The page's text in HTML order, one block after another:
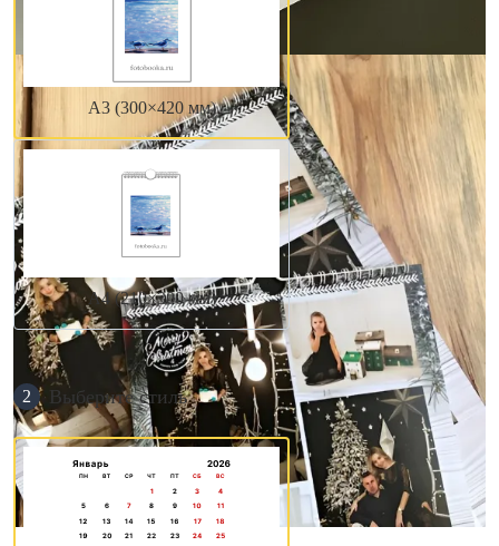
А3 (300×420 мм)
А4 (210×300 мм)
2 Выберите стиль